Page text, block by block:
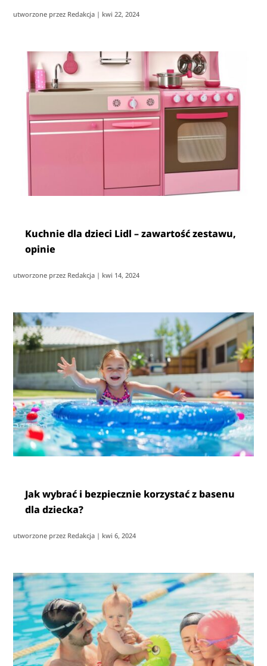
utworzone przez Redakcja | kwi 22, 2024
Kuchnie dla dzieci Lidl – zawartość zestawu,
opinie
utworzone przez Redakcja | kwi 14, 2024
Jak wybrać i bezpiecznie korzystać z basenu
dla dziecka?
utworzone przez Redakcja | kwi 6, 2024